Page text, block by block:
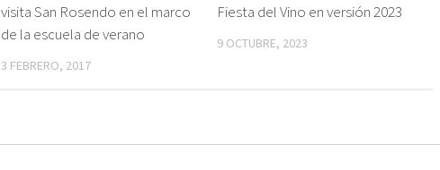
visita San Rosendo en el marco
de la escuela de verano
3 FEBRERO, 2017
Fiesta del Vino en versión 2023
9 OCTUBRE, 2023